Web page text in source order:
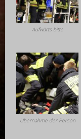
Aufwärts bitte
Übernahme der Person